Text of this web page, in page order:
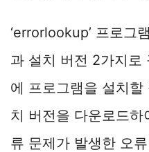
‘errorlookup’ 프로그
과 설치 버전 2가지로
에 프로그램을 설치
치 버전을 다운로드
류 문제가 발생한 오